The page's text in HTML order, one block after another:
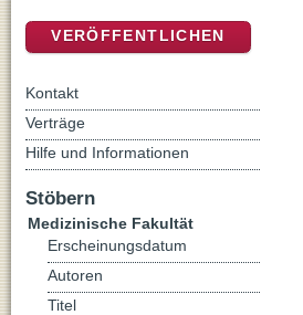
VERÖFFENTLICHEN
Kontakt
Verträge
Hilfe und Informationen
Stöbern
Medizinische Fakultät
Erscheinungsdatum
Autoren
Titel